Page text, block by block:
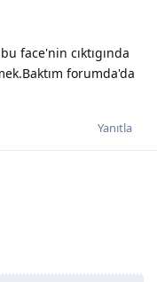
face'nin cıktıgında
forumda'da
Yanıtla